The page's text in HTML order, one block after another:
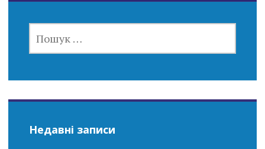
Недавні записи